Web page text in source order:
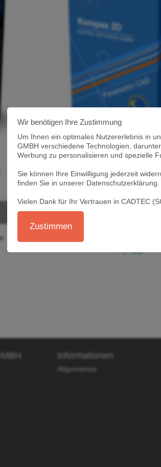
Wir benötigen Ihre Zustimmung
Um Ihnen ein optimales Nutzererlebnis in
GMBH verschiedene Technologien,
Werbung zu personalisieren und spezielle
Sie können Ihre Einwilligung jederzeit
finden Sie in unserer Datenschutzerklärung.
Vielen Dank für Ihr Vertrauen in CADTEC
Zustimmen
Kompas Graphic
1.194,42
(1276,83 EUR)
Informationen
Allgemeines